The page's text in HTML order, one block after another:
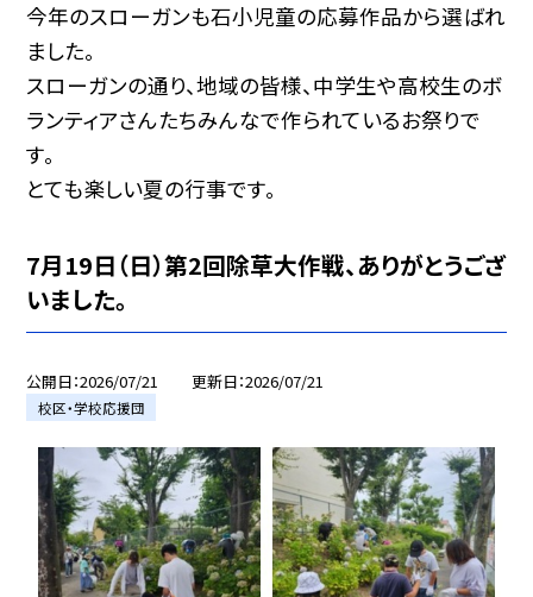
今年のスローガンも石小児童の応募作品から選ばれ
ました。
スローガンの通り、地域の皆様、中学生や高校生のボ
ランティアさんたちみんなで作られているお祭りで
す。
とても楽しい夏の行事です。
7月19日（日）第2回除草大作戦、ありがとうござ
いました。
公開日 2026/07/21 更新日 2026/07/21
校区・学校応援団